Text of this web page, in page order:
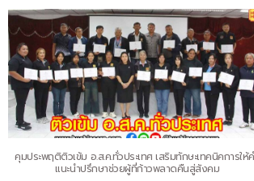
คุมประพฤติติวเข้ม อ.ส.ค.ทั่วประเทศ เสริมทักษะเทคนิคการให้
แนะนำปรึกษาช่วยผู้ที่ก้าวพลาดคืนสู่สังคม